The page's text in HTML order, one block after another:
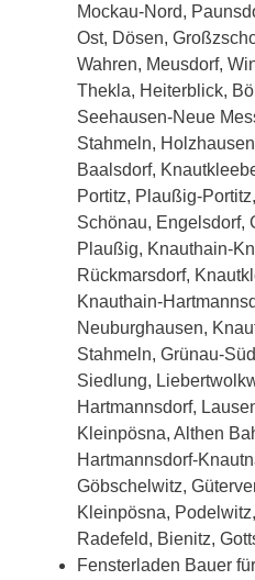
Mockau-Nord,
Ost, Dösen,
Wahren, Meusdorf,
Thekla, Heiterblick,
Seehausen-Neue
Stahmeln,
Baalsdorf,
Portitz, Plaußig-
Schönau, Engelsdorf,
Plaußig, Knauthain-
Rückmarsdorf,
Knauthain-
Neuburghausen,
Stahmeln, Grünau-
Siedlung,
Hartmannsdorf,
Kleinpösna, Althen
Hartmannsdorf-
Göbschelwitz,
Kleinpösna,
Radefeld, Bienitz,
Fensterladen Bauer